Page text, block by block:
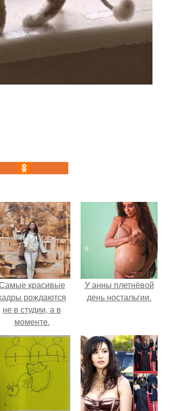
красивые
рождаются
не в студии, а в
моменте.
У анны плетнёвой
день ностальгии.